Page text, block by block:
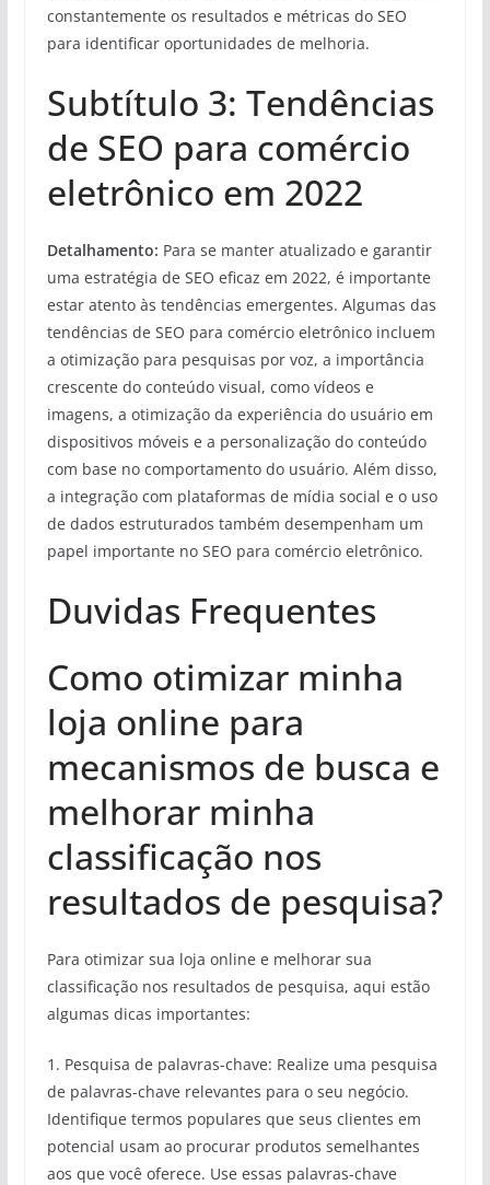
constantemente os resultados e métricas do SEO
para identificar oportunidades de melhoria.
Subtítulo 3: Tendências
de SEO para comércio
eletrônico em 2022
Detalhamento: Para se manter atualizado e garantir
uma estratégia de SEO eficaz em 2022, é importante
estar atento às tendências emergentes. Algumas das
tendências de SEO para comércio eletrônico incluem
a otimização para pesquisas por voz, a importância
crescente do conteúdo visual, como vídeos e
imagens, a otimização da experiência do usuário em
dispositivos móveis e a personalização do conteúdo
com base no comportamento do usuário. Além disso,
a integração com plataformas de mídia social e o uso
de dados estruturados também desempenham um
papel importante no SEO para comércio eletrônico.
Duvidas Frequentes
Como otimizar minha
loja online para
mecanismos de busca e
melhorar minha
classificação nos
resultados de pesquisa?
Para otimizar sua loja online e melhorar sua
classificação nos resultados de pesquisa, aqui estão
algumas dicas importantes:
1. Pesquisa de palavras-chave: Realize uma pesquisa
de palavras-chave relevantes para o seu negócio.
Identifique termos populares que seus clientes em
potencial usam ao procurar produtos semelhantes
aos que você oferece. Use essas palavras-chave